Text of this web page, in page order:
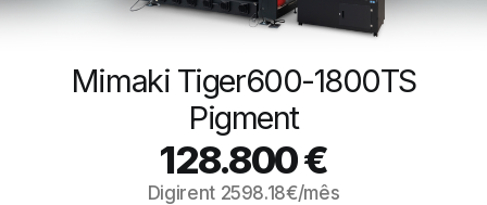
MARCAS
Mimaki Tiger600-1800TS
Pigment
128.800€
Digirent 2598.18€/mês